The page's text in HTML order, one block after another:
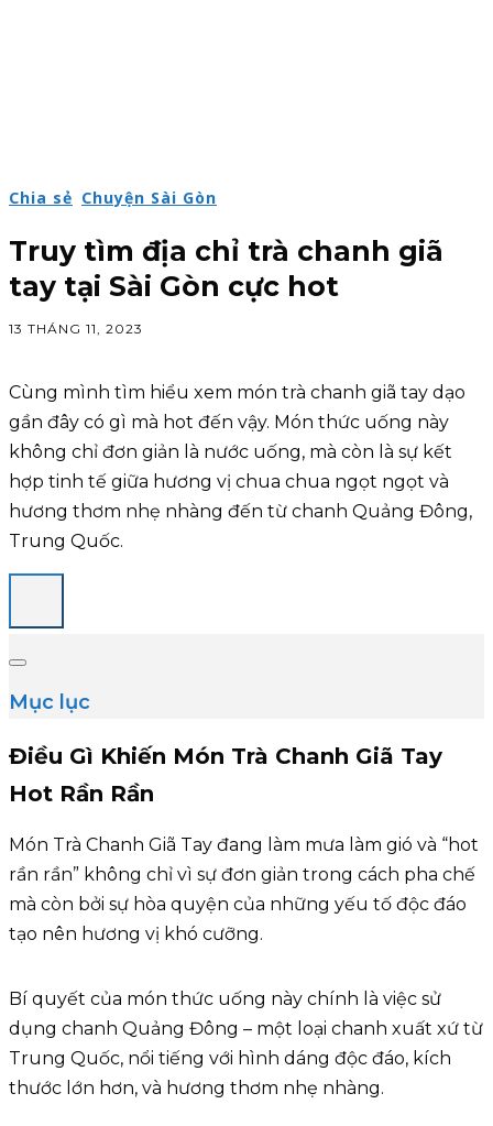
Chia sẻ Chuyện Sài Gòn
Truy tìm địa chỉ trà chanh giã
tay tại Sài Gòn cực hot
13 THÁNG 11, 2023
Cùng mình tìm hiểu xem món trà chanh giã tay dạo
gần đây có gì mà hot đến vậy. Món thức uống này
không chỉ đơn giản là nước uống, mà còn là sự kết
hợp tinh tế giữa hương vị chua chua ngọt ngọt và
hương thơm nhẹ nhàng đến từ chanh Quảng Đông,
Trung Quốc.
Mục lục
Điều Gì Khiến Món Trà Chanh Giã Tay
Hot Rần Rần
Món Trà Chanh Giã Tay đang làm mưa làm gió và “hot
rần rần” không chỉ vì sự đơn giản trong cách pha chế
mà còn bởi sự hòa quyện của những yếu tố độc đáo
tạo nên hương vị khó cưỡng.
Bí quyết của món thức uống này chính là việc sử
dụng chanh Quảng Đông – một loại chanh xuất xứ từ
Trung Quốc, nổi tiếng với hình dáng độc đáo, kích
thước lớn hơn, và hương thơm nhẹ nhàng.